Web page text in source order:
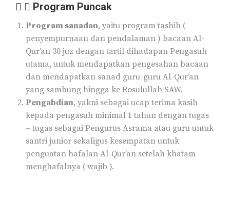
Program Puncak
Program sanadan, yaitu program tashih (
penyempurnaan dan pendalaman ) bacaan Al-
Qur’an 30 juz dengan tartil dihadapan Pengasuh
utama, untuk mendapatkan pengesahan bacaan
dan mendapatkan sanad guru-guru Al-Qur’an
yang sambung hingga ke Rosulullah SAW.
Pengabdian, yakni sebagai ucap terima kasih
kepada pengasuh minimal 1 tahun dengan tugas
– tugas sebagai Pengurus Asrama atau guru untuk
santri junior sekaligus kesempatan untuk
penguatan hafalan Al-Qur’an setelah khatam
menghafalnya ( wajib ).